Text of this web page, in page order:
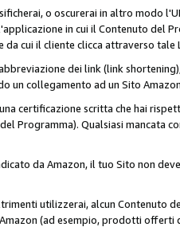
o oscurerai in altro modo
in cui il Contenuto del
cui il cliente clicca attraverso tale
dei link (link
un collegamento ad un Sito
certificazione scritta che hai
Programma). Qualsiasi mancata
da Amazon, il tuo Sito non
utilizzerai, alcun Contenuto
(ad esempio, prodotti